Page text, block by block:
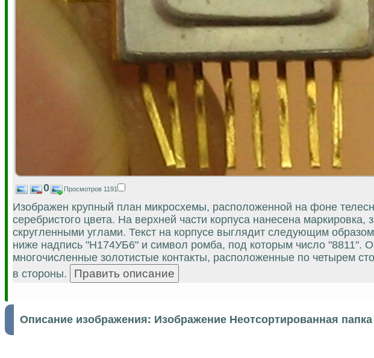
0 Просмотров 1191
Изображен крупный план микросхемы, расположенной на фоне
серебристого цвета. На верхней части корпуса нанесена
скругленными углами. Текст на корпусе выглядит следующим
ниже надпись "H174УБ6" и символ ромба, под которым число "8811".
многочисленные золотистые контакты, расположенные по четырем
в стороны.
Описание изображения: Изображение Неотсортированная